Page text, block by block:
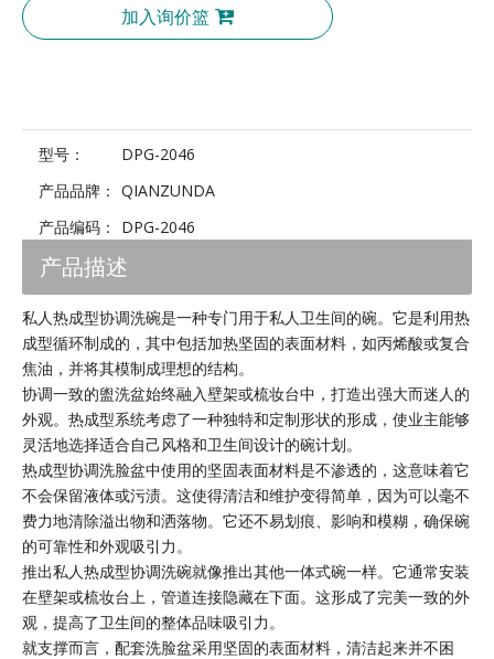
加入询价篮
型号：
DPG-2046
产品品牌： QIANZUNDA
产品编码：
DPG-2046
产品描述
私人热成型协调洗碗是一种专门用于私人卫生间的碗。它是利用热
成型循环制成的，其中包括加热坚固的表面材料，如丙烯酸或复合
焦油，并将其模制成理想的结构。
协调一致的盥洗盆始终融入壁架或梳妆台中，打造出强大而迷人的
外观。热成型系统考虑了一种独特和定制形状的形成，使业主能够
灵活地选择适合自己风格和卫生间设计的碗计划。
热成型协调洗脸盆中使用的坚固表面材料是不渗透的，这意味着它
不会保留液体或污渍。这使得清洁和维护变得简单，因为可以毫不
费力地清除溢出物和洒落物。它还不易划痕、影响和模糊，确保碗
的可靠性和外观吸引力。
推出私人热成型协调洗碗就像推出其他一体式碗一样。它通常安装
在壁架或梳妆台上，管道连接隐藏在下面。这形成了完美一致的外
观，提高了卫生间的整体品味吸引力。
就支撑而言，配套洗脸盆采用坚固的表面材料，清洁起来并不困